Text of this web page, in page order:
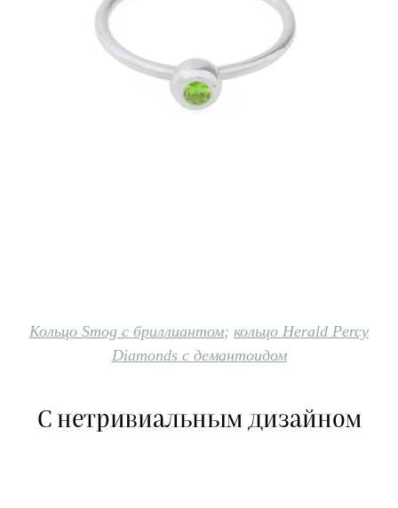
Кольцо Smog с бриллиантом; кольцо Herald Percy
Diamonds с демантоидом
С нетривиальным дизайном